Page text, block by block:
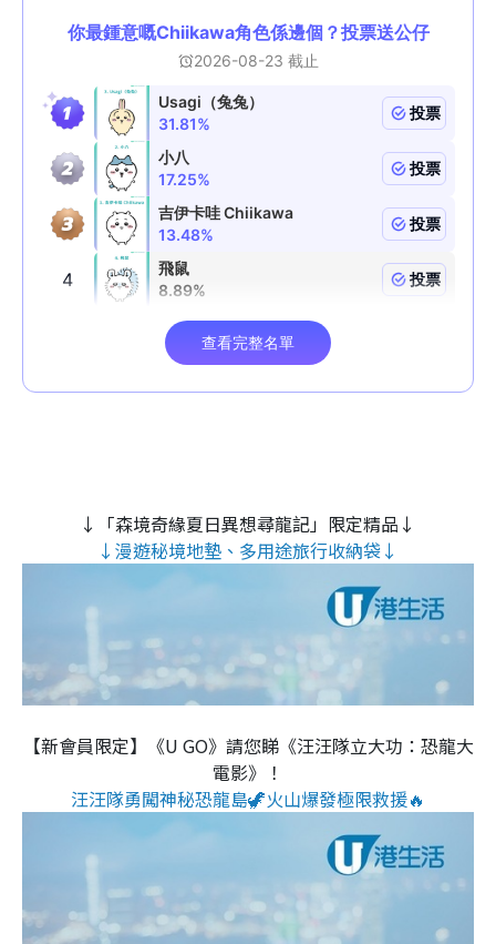
↓「森境奇緣夏日異想尋龍記」限定精品↓
↓漫遊秘境地墊、多用途旅行收納袋↓
【新會員限定】《U GO》請您睇《汪汪隊立大功：恐龍大
電影》！
汪汪隊勇闖神秘恐龍島🦖火山爆發極限救援🔥